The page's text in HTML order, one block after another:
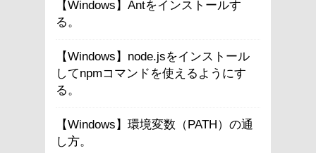
【Windows】Antをインストールす
る。
【Windows】node.jsをインストール
してnpmコマンドを使えるようにす
る。
【Windows】環境変数（PATH）の通
し方。